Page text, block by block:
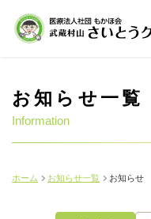
お知らせ一覧
Information
ホーム お知らせ一覧 お知らせ